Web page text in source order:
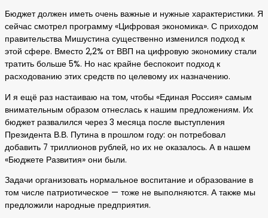
Бюджет должен иметь очень важные и нужные характеристики. Я
сейчас смотрел программу «Цифровая экономика». С приходом
правительства Мишустина существенно изменился подход к
этой сфере. Вместо 2,2% от ВВП на цифровую экономику стали
тратить больше 5%. Но нас крайне беспокоит подход к
расходованию этих средств по целевому их назначению.
И я ещё раз настаиваю на том, чтобы «Единая Россия» самым
внимательным образом отнеслась к нашим предложениям. Их
бюджет развалился через 3 месяца после выступления
Президента В.В. Путина в прошлом году: он потребовал
добавить 7 триллионов рублей, но их не оказалось. А в нашем
«Бюджете Развития» они были.
Задачи организовать нормальное воспитание и образование в
том числе патриотическое — тоже не выполняются. А также мы
предложили народные предприятия.